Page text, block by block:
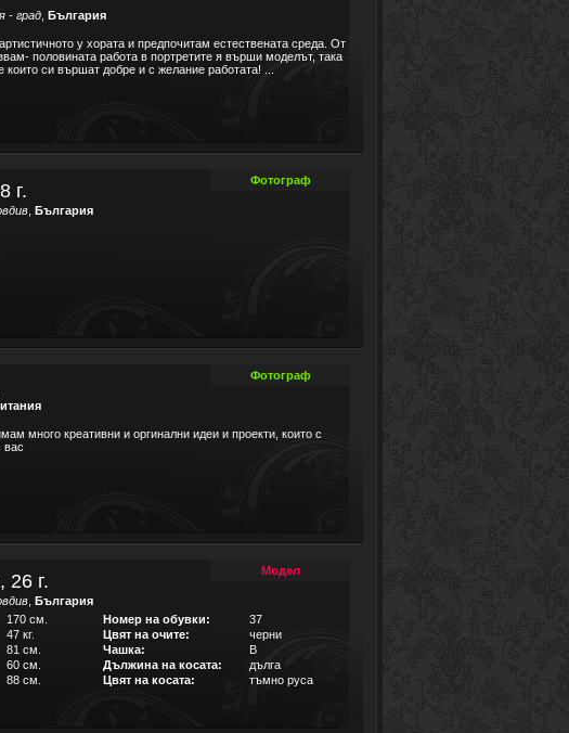
- град България
у хората и предпочитам естествената среда. Oт
половината работа в портретите я върши моделът, така
които си вършат добре и с желание работата! ...
г. Фотограф
България
Фотограф
много креативни и оргинални идеи и проекти, които с
вас
26 г. Модел
България
170 см. Номер на обувки:
37
47 кг. Цвят на очите:
черни
81 см. Чашка:
B
60 см. Дължина на косата:
дълга
88 см. Цвят на косата: тъмно руса